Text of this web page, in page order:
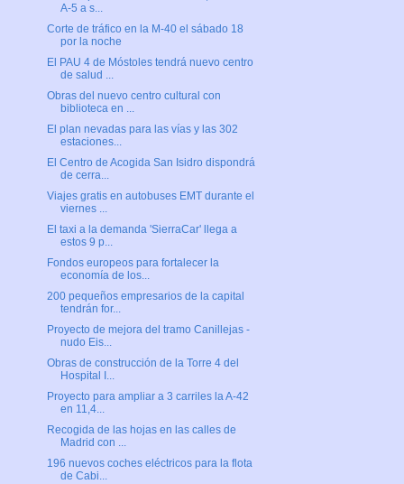
A-5 a s...
Corte de tráfico en la M-40 el sábado 18
por la noche
El PAU 4 de Móstoles tendrá nuevo centro
de salud ...
Obras del nuevo centro cultural con
biblioteca en ...
El plan nevadas para las vías y las 302
estaciones...
El Centro de Acogida San Isidro dispondrá
de cerra...
Viajes gratis en autobuses EMT durante el
viernes ...
El taxi a la demanda 'SierraCar' llega a
estos 9 p...
Fondos europeos para fortalecer la
economía de los...
200 pequeños empresarios de la capital
tendrán for...
Proyecto de mejora del tramo Canillejas -
nudo Eis...
Obras de construcción de la Torre 4 del
Hospital I...
Proyecto para ampliar a 3 carriles la A-42
en 11,4...
Recogida de las hojas en las calles de
Madrid con ...
196 nuevos coches eléctricos para la flota
de Cabi...